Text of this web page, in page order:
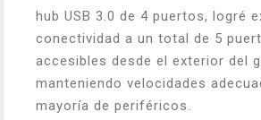
hub USB 3.0 de 4 puertos, logré
conectividad a un total de 5
accesibles desde el exterior del
manteniendo velocidades
mayoría de periféricos.